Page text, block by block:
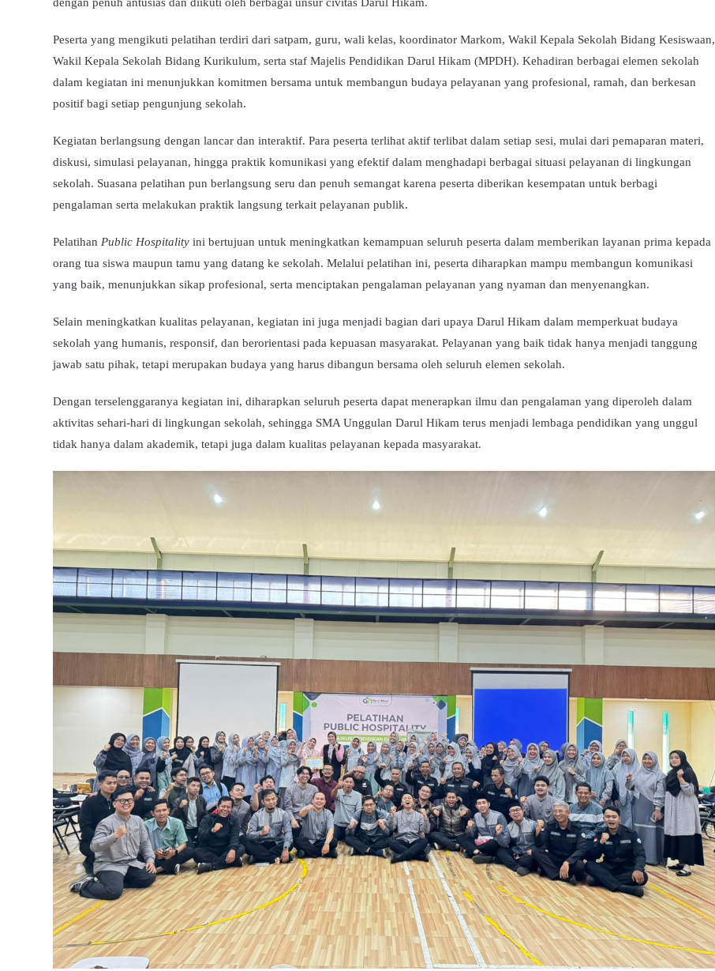
Peserta yang mengikuti pelatihan terdiri dari satpam, guru, wali kelas, koordinator Markom, Wakil Kepala Sekolah Bidang Kesiswaan,
Wakil Kepala Sekolah Bidang Kurikulum, serta staf Majelis Pendidikan Darul Hikam (MPDH). Kehadiran berbagai elemen sekolah
dalam kegiatan ini menunjukkan komitmen bersama untuk membangun budaya pelayanan yang profesional, ramah, dan berkesan
positif bagi setiap pengunjung sekolah.
Kegiatan berlangsung dengan lancar dan interaktif. Para peserta terlihat aktif terlibat dalam setiap sesi, mulai dari pemaparan materi,
diskusi, simulasi pelayanan, hingga praktik komunikasi yang efektif dalam menghadapi berbagai situasi pelayanan di lingkungan
sekolah. Suasana pelatihan pun berlangsung seru dan penuh semangat karena peserta diberikan kesempatan untuk berbagi
pengalaman serta melakukan praktik langsung terkait pelayanan publik.
Pelatihan Public Hospitality ini bertujuan untuk meningkatkan kemampuan seluruh peserta dalam memberikan layanan prima kepada
orang tua siswa maupun tamu yang datang ke sekolah. Melalui pelatihan ini, peserta diharapkan mampu membangun komunikasi
yang baik, menunjukkan sikap profesional, serta menciptakan pengalaman pelayanan yang nyaman dan menyenangkan.
Selain meningkatkan kualitas pelayanan, kegiatan ini juga menjadi bagian dari upaya Darul Hikam dalam memperkuat budaya
sekolah yang humanis, responsif, dan berorientasi pada kepuasan masyarakat. Pelayanan yang baik tidak hanya menjadi tanggung
jawab satu pihak, tetapi merupakan budaya yang harus dibangun bersama oleh seluruh elemen sekolah.
Dengan terselenggaranya kegiatan ini, diharapkan seluruh peserta dapat menerapkan ilmu dan pengalaman yang diperoleh dalam
aktivitas sehari-hari di lingkungan sekolah, sehingga SMA Unggulan Darul Hikam terus menjadi lembaga pendidikan yang unggul
tidak hanya dalam akademik, tetapi juga dalam kualitas pelayanan kepada masyarakat.